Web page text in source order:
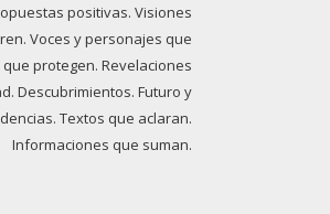
positivas. Visiones
Voces y personajes que
protegen. Revelaciones
Descubrimientos. Futuro y
Textos que aclaran.
Informaciones que suman.